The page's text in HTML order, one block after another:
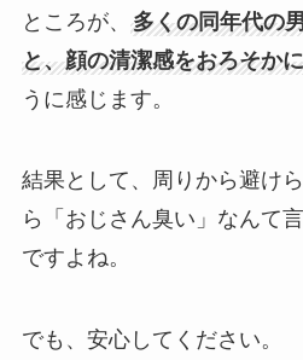
ところが、 多くの同年代の
と、顔の清潔感をおろそか
うに感じます。
結果として、周りから避け
ら「おじさん臭い」なんて
ですよね。
でも、安心してください。